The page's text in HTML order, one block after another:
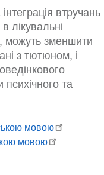
втручань
лікувальні
можуть зменшити
з тютюном, і
та
мовою
мовою